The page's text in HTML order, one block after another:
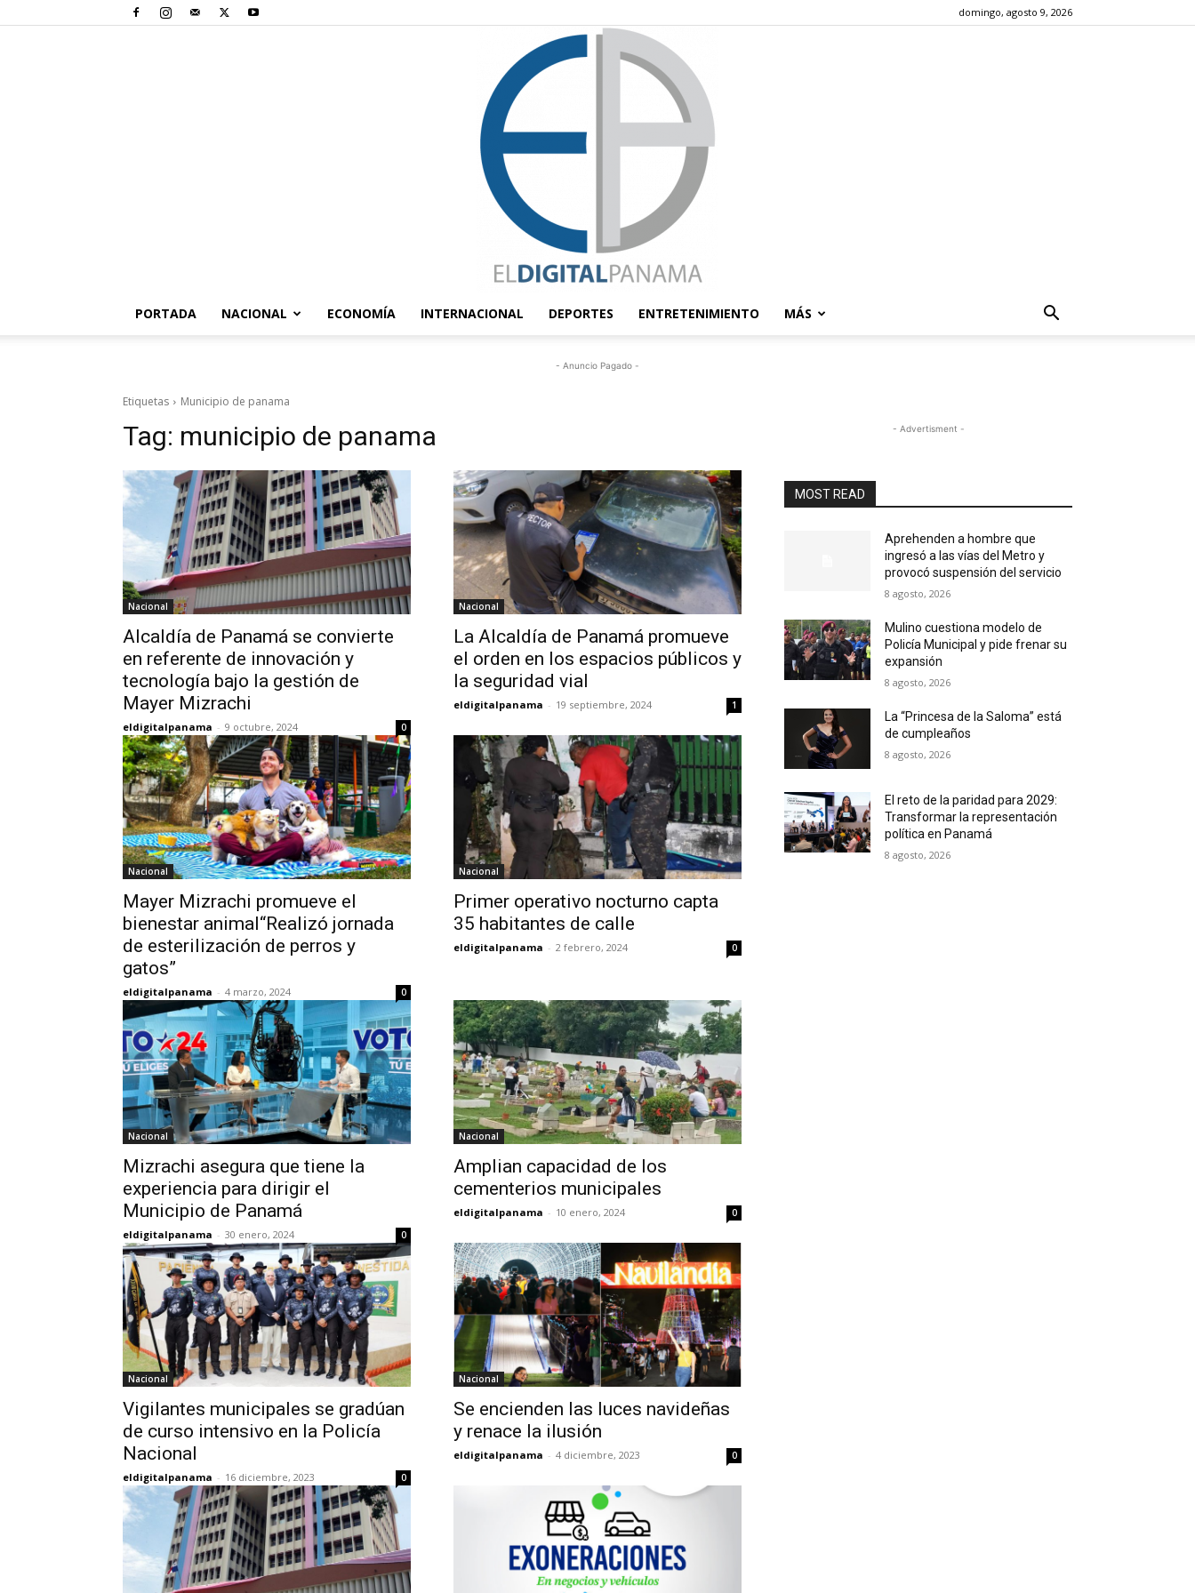
domingo, agosto 9, 2026
Panamá
PORTADA NACIONAL ECONOMÍA INTERNACIONAL DEPORTES ENTRETENIMIENTO MÁS
- Anuncio Pagado -
Etiquetas Municipio de panama
Tag: municipio de panama
Nacional
Alcaldía de Panamá se convierte
en referente de innovación y
tecnología bajo la gestión de
Mayer Mizrachi
eldigitalpanama - 9 octubre, 2024 0
Nacional
La Alcaldía de Panamá promueve
el orden en los espacios públicos y
la seguridad vial
eldigitalpanama - 19 septiembre, 2024 1
Nacional
Mayer Mizrachi promueve el
bienestar animal“Realizó jornada
de esterilización de perros y
gatos”
eldigitalpanama - 4 marzo, 2024 0
Nacional
Primer operativo nocturno capta
35 habitantes de calle
eldigitalpanama - 2 febrero, 2024 0
Nacional
Mizrachi asegura que tiene la
experiencia para dirigir el
Municipio de Panamá
eldigitalpanama - 30 enero, 2024 0
Nacional
Amplian capacidad de los
cementerios municipales
eldigitalpanama - 10 enero, 2024 0
Nacional
Vigilantes municipales se gradúan
de curso intensivo en la Policía
Nacional
eldigitalpanama - 16 diciembre, 2023 0
Nacional
Se encienden las luces navideñas
y renace la ilusión
eldigitalpanama - 4 diciembre, 2023 0
- Advertisment -
MOST READ
Aprehenden a hombre que
ingresó a las vías del Metro y
provocó suspensión del servicio
8 agosto, 2026
Mulino cuestiona modelo de
Policía Municipal y pide frenar su
expansión
8 agosto, 2026
La “Princesa de la Saloma” está
de cumpleaños
8 agosto, 2026
El reto de la paridad para 2029:
Transformar la representación
política en Panamá
8 agosto, 2026